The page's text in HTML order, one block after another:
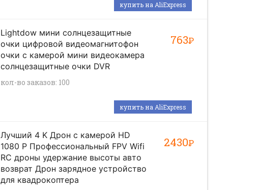
купить на AliExpress
Lightdow мини солнцезащитные
очки цифровой видеомагнитофон
очки с камерой мини видеокамера
солнцезащитные очки DVR
кол-во заказов: 100
763Р
купить на AliExpress
Лучший 4 K Дрон с камерой HD
1080 P Профессиональный FPV Wifi
RC дроны удержание высоты авто
возврат Дрон зарядное устройство
для квадрокоптера
2430Р